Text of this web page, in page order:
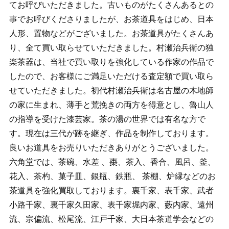
てお呼びいただきました。古いものがたくさんあるとの
事でお呼びくださりましたが、お茶道具をはじめ、日本
人形、置物などがございました。お茶道具がたくさんあ
り、全て買い取らせていただきました。村瀬治兵衛の独
楽茶器は、当社で買い取りを強化している作家の作品で
したので、お客様にご満足いただける査定額で買い取ら
せていただきました。初代村瀬治兵衛は名古屋の木地師
の家に生まれ、薄手と荒挽きの両方を得意とし、魯山人
の指導を受けた漆芸家。茶の湯の世界では有名な方で
す。現在は三代が跡を継ぎ、作品を制作しております。
良いお道具をお売りいただきありがとうございました。
六角堂では、茶碗、水差 、棗、茶入、香合、風呂、釜、
花入、茶杓、菓子皿、銀瓶、鉄瓶、 茶棚、炉縁などのお
茶道具を強化買取しております。裏千家、表千家、武者
小路千家、裏千家久田家、表千家堀内家、藪内家、遠州
流、宗偏流、松尾流、江戸千家、大日本茶道学会などの